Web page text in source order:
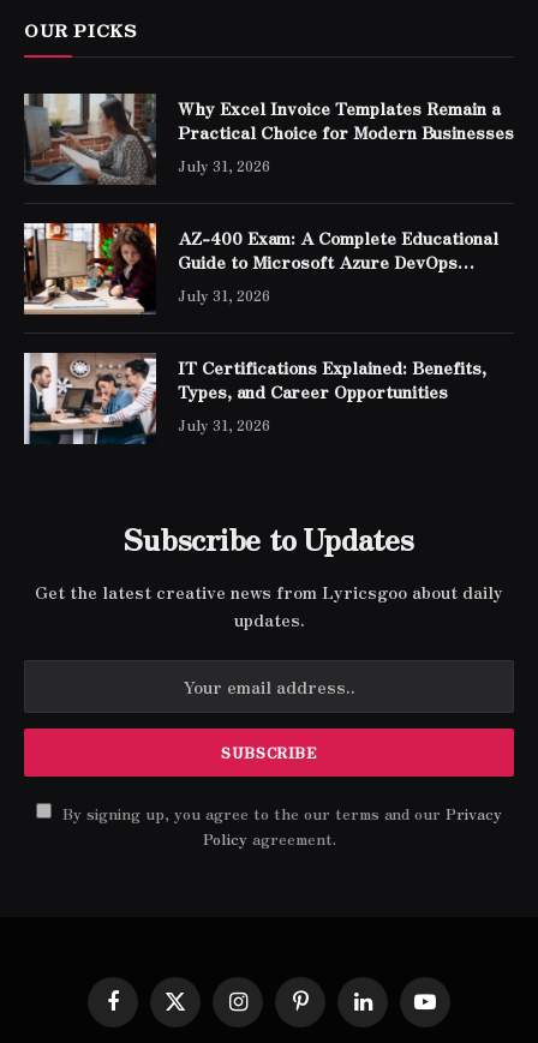
OUR PICKS
Why Excel Invoice Templates Remain a
Practical Choice for Modern Businesses
July 31, 2026
AZ-400 Exam: A Complete Educational
Guide to Microsoft Azure DevOps
Engineer Expert Certification
July 31, 2026
IT Certifications Explained: Benefits,
Types, and Career Opportunities
July 31, 2026
Subscribe to Updates
Get the latest creative news from Lyricsgoo about daily
updates.
By signing up, you agree to the our terms and our Privacy
Policyagreement.
Facebook
X
(Twitter)
InstagramPinterestLinkedInYouTube